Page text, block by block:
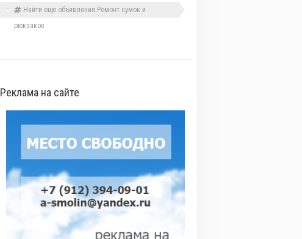
Найти еще объявления Ремонт сумок и
рюкзаков
Реклама на сайте